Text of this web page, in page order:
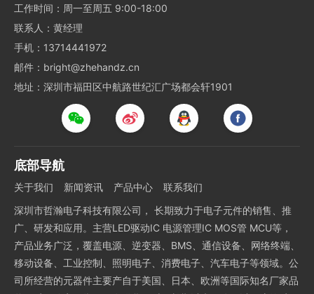
工作时间：周一至周五 9:00-18:00
联系人：黄经理
手机：13714441972
邮件：bright@zhehandz.cn
地址：深圳市福田区中航路世纪汇广场都会轩1901
底部导航
关于我们 新闻资讯 产品中心
联系我们
深圳市哲瀚电子科技有限公司， 长期致力于电子元件的销售、推
广、研发和应用。主营LED驱动IC 电源管理IC MOS管 MCU等，
产品业务广泛，覆盖电源、逆变器、BMS、通信设备、网络终端、
移动设备、工业控制、照明电子、消费电子、汽车电子等领域。公
司所经营的元器件主要产自于美国、日本、欧洲等国际知名厂家品